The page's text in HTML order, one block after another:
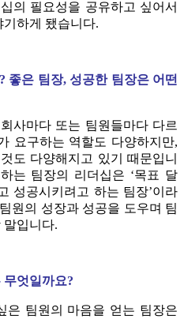
의 필요성을 공유하고 싶어서
하게 됐습니다.
좋은 팀장, 성공한 팀장은 어떤
사마다 또는 팀원들마다 다르
요구하는 역할도 다양하지만,
도 다양해지고 있기 때문입니
는 팀장의 리더십은 ‘목표 달
성공시키려고 하는 팀장’이라
원의 성장과 성공을 도우며 팀
말입니다.
엇일까요?
은 팀원의 마음을 얻는 팀장은